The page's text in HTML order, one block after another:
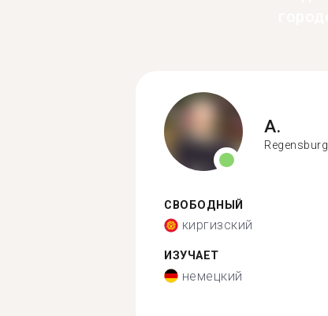
A.
Regensburg
СВОБОДНЫЙ
киргизский
ИЗУЧАЕТ
немецкий